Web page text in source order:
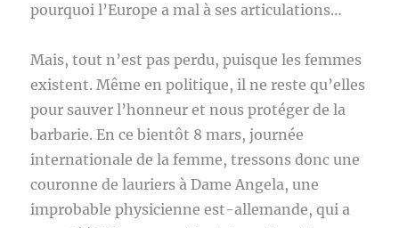
pourquoi l’Europe a mal à ses articulations…
Mais, tout n’est pas perdu, puisque les femmes
existent. Même en politique, il ne reste qu’elles
pour sauver l’honneur et nous protéger de la
barbarie. En ce bientôt 8 mars, journée
internationale de la femme, tressons donc une
couronne de lauriers à Dame Angela, une
improbable physicienne est-allemande, qui a